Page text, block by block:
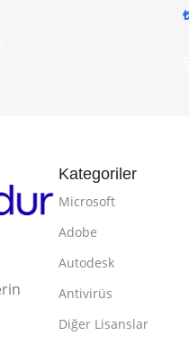
Kategoriler
Microsoft
Adobe
Autodesk
Antivirüs
Diğer Lisanslar